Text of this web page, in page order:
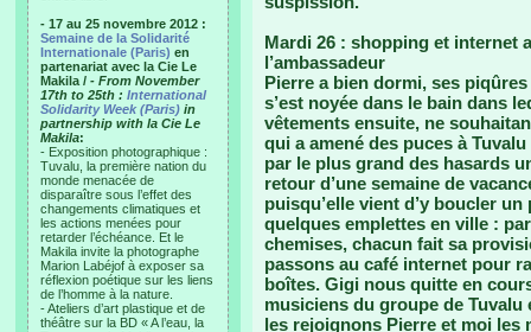
- 17 au 25 novembre 2012 :
Semaine de la Solidarité
Internationale (Paris) en
partenariat avec la Cie Le
Makila / - From November
17th to 25th : International
Solidarity Week (Paris) in
partnership with la Cie Le
Makila:
- Exposition photographique :
Tuvalu, la première nation du
monde menacée de
disparaître sous l’effet des
changements climatiques et
les actions menées pour
retarder l’échéance. Et le
Makila invite la photographe
Marion Labéjof à exposer sa
réflexion poétique sur les liens
de l’homme à la nature.
- Ateliers d’art plastique et de
théâtre sur la BD « A l’eau, la
Mardi 26 : shopping et internet
l’ambassadeur
Pierre a bien dormi, ses
s’est noyée dans le bain dans
vêtements ensuite, ne
qui a amené des puces à
par le plus grand des hasards
retour d’une semaine de
puisqu’elle vient d’y boucler
quelques emplettes en ville :
chemises, chacun fait sa
passons au café internet pour
boîtes. Gigi nous quitte en
musiciens du groupe de Tuvalu
les rejoignons Pierre et moi les